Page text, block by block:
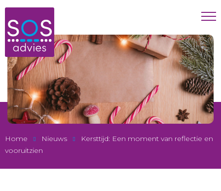
Home Nieuws
Kersttijd: Een moment van reflectie en
vooruitzien